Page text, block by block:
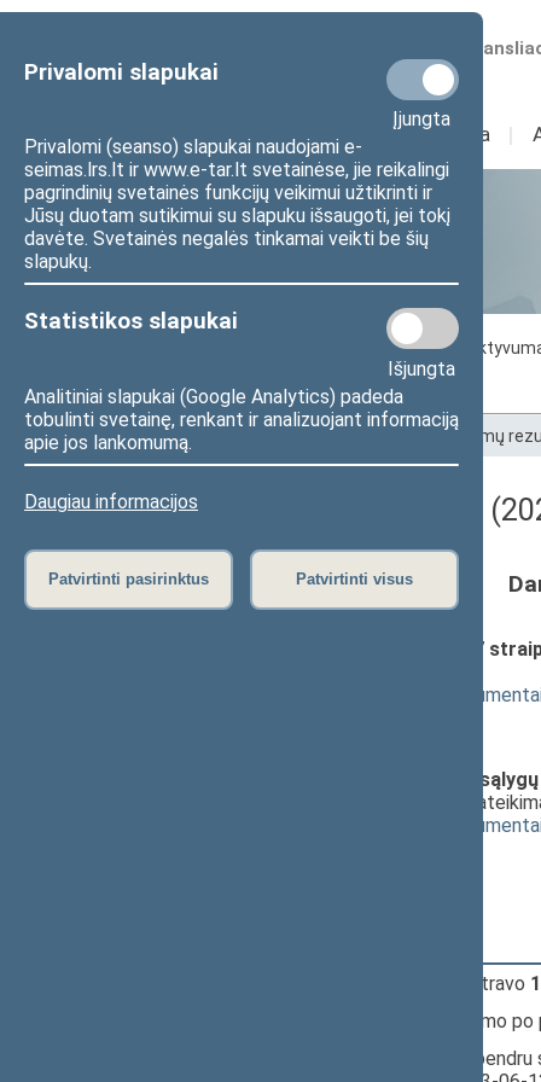
Privalomi slapukai
Įjungta
Privalomi (seanso) slapukai naudojami e-
seimas.lrs.lt ir www.e-tar.lt svetainėse, jie reikalingi
pagrindinių svetainės funkcijų veikimui užtikrinti ir
Jūsų duotam sutikimui su slapuku išsaugoti, jei tokį
davėte. Svetainės negalės tinkamai veikti be šių
slapukų.
Statistikos slapukai
Išjungta
Analitiniai slapukai (Google Analytics) padeda
tobulinti svetainę, renkant ir analizuojant informaciją
apie jos lankomumą.
Daugiau informacijos
Patvirtinti pasirinktus Patvirtinti visus
Numatomos
Sudėtis Veikla I
Statistika
Seimo narių
Seimo narių balsavimų rezultatai
Pradžia Seimo narių balsavimų
Darbotvarkės klausimas
Miškų įstatymo Nr. I-671 2 ir 7
susiję
Specialiųjų žemės naudojimo
;
susiję
(užsiregistravo
dėl pritarimo
Įvyko balsavimas. Pritarta